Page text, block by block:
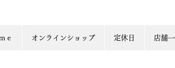
ｅ オンラインショップ 定休日 店舗